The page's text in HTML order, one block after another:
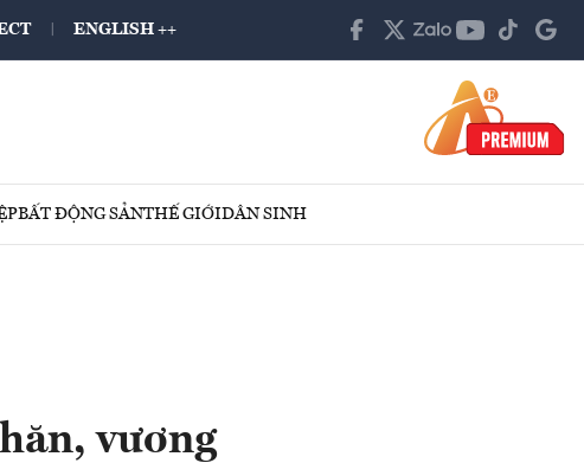
ENGLISH ++
BẤT ĐỘNG SẢNTHẾ GIỚIDÂN SINH
vương